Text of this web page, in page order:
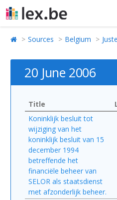
Sources Belgium
20 June 2006
Title
Koninklijk besluit tot
wijziging van het
koninklijk besluit van 15
december 1994
betreffende het
financiële beheer van
SELOR als staatsdienst
met afzonderlijk beheer.